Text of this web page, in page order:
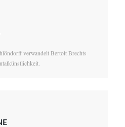
verwandelt Bertolt Brechts